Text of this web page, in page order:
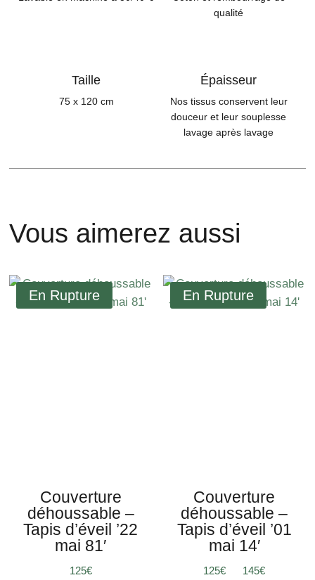
qualité
Taille
75 x 120 cm
Épaisseur
Nos tissus conservent leur
douceur et leur souplesse
lavage après lavage
Vous aimerez aussi
Couverture
déhoussable –
Tapis d’éveil ’22
mai 81′
125€
Couverture
déhoussable –
Tapis d’éveil ’01
mai 14′
125€ 145€Plage